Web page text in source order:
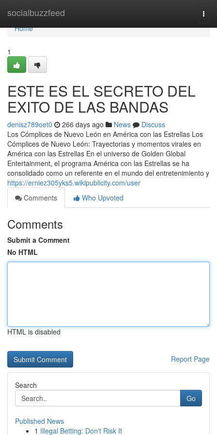
socialbuzzfeed
Home
Home
1
ESTE ES EL SECRETO DEL
EXITO DE LAS BANDAS
denisz789oet0 266 days ago News
Discuss
Los Cómplices de Nuevo León en América con las Estrellas Los
Cómplices de Nuevo León: Trayectorias y momentos virales en
América con las Estrellas En el universo de Golden Global
Entertainment, el programa América con las Estrellas se ha
consolidado como un referente en el mundo del entretenimiento y
https://erniez305yks5.wikipublicity.com/user
Comments
Who Upvoted
Comments
Submit a Comment
No HTML
HTML is disabled
Report Page
Search
Go
Published News
1 Illegal Betting: Don't Risk It